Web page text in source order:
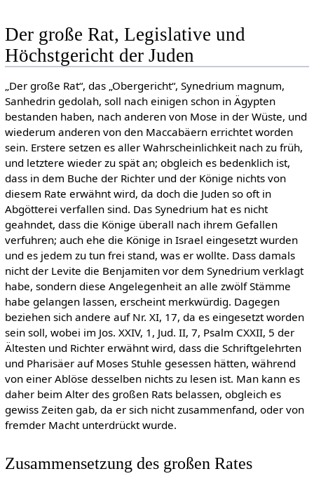
Der große Rat, Legislative und
Höchstgericht der Juden
„Der große Rat“, das „Obergericht“, Synedrium magnum,
Sanhedrin gedolah, soll nach einigen schon in Ägypten
bestanden haben, nach anderen von Mose in der Wüste, und
wiederum anderen von den Maccabäern errichtet worden
sein. Erstere setzen es aller Wahrscheinlichkeit nach zu früh,
und letztere wieder zu spät an; obgleich es bedenklich ist,
dass in dem Buche der Richter und der Könige nichts von
diesem Rate erwähnt wird, da doch die Juden so oft in
Abgötterei verfallen sind. Das Synedrium hat es nicht
geahndet, dass die Könige überall nach ihrem Gefallen
verfuhren; auch ehe die Könige in Israel eingesetzt wurden
und es jedem zu tun frei stand, was er wollte. Dass damals
nicht der Levite die Benjamiten vor dem Synedrium verklagt
habe, sondern diese Angelegenheit an alle zwölf Stämme
habe gelangen lassen, erscheint merkwürdig. Dagegen
beziehen sich andere auf Nr. XI, 17, da es eingesetzt worden
sein soll, wobei im Jos. XXIV, 1, Jud. II, 7, Psalm CXXII, 5 der
Ältesten und Richter erwähnt wird, dass die Schriftgelehrten
und Pharisäer auf Moses Stuhle gesessen hätten, während
von einer Ablöse desselben nichts zu lesen ist. Man kann es
daher beim Alter des großen Rats belassen, obgleich es
gewiss Zeiten gab, da er sich nicht zusammenfand, oder von
fremder Macht unterdrückt wurde.
Zusammensetzung des großen Rates